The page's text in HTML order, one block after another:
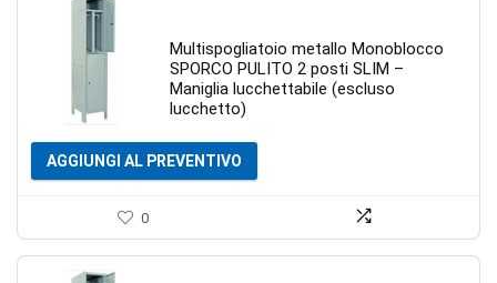
Multispogliatoio metallo Monoblocco
SPORCO PULITO 2 posti SLIM –
Maniglia lucchettabile (escluso
lucchetto)
0
AGGIUNGI AL PREVENTIVO